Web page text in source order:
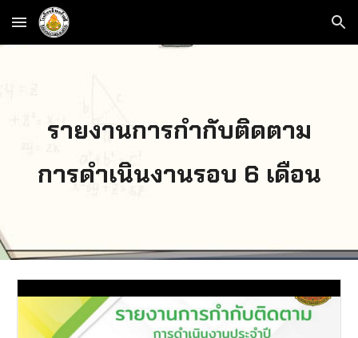
Skip to main content Skip to navigation
รายงานการกำกับติดตาม
การดำเนินงานรอบ 6 เดือน